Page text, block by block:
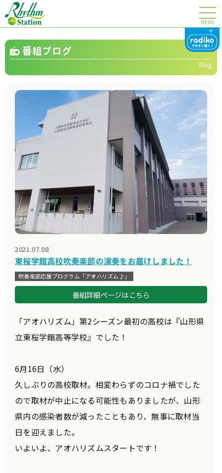
MENU
番組ブログ
Blog
2021.07.08
東桜学館高校吹奏楽部の演奏をお届けしました！
吹奏楽部応援プログラム「アオハリズム♪」
番組詳細ページはこちら
「アオハリズム」第2シーズン最初の高校は『山形県
立東桜学館高等学校』でした！
6月16日（水）
久しぶりの高校取材。相変わらずのコロナ禍でした
ので取材が中止になる可能性もありましたが、山形
県内の感染者数が減ったこともあり、無事に取材当
日を迎えました。
いよいよ、アオハリズムスタートです！